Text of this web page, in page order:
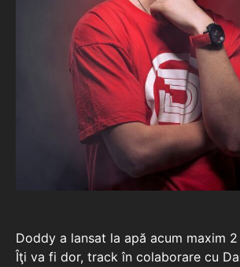
Doddy a lansat la apă acum maxim
Îţi va fi dor, track în colaborare cu